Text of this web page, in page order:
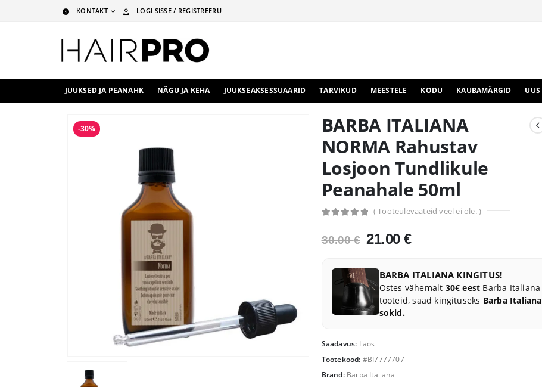
KONTAKT LOGI SISSE / REGISTREERU
JUUKSED JA PEANAHK NÄGU JA KEHA JUUKSEAKSESSUAARID TARVIKUD MEESTELE KODU KAUBAMÄRGID UUS
-30%
BARBA ITALIANA
NORMA Rahustav
Losjoon Tundlikule
Peanahale 50ml
( Tooteülevaateid veel ei ole. )
30.00€ Algne
oli:
30.00 €.
21.00€Praegune
21.00 €.
BARBA ITALIANA KINGITUS!
Ostes vähemalt 30€ eest Barba Italiana
tooteid, saad kingituseks Barba Italiana
sokid.
Saadavus: Laos
Tootekood: #BI7777707
Bränd: Barba Italiana